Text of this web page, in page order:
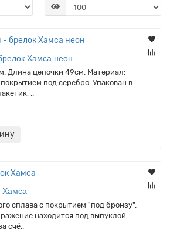
Хамса неон
Длина цепочки 49см. Материал:
под серебро. Упакован в
..
Хамса
сплава с покрытием "под бронзу".
находится под выпуклой
счё..